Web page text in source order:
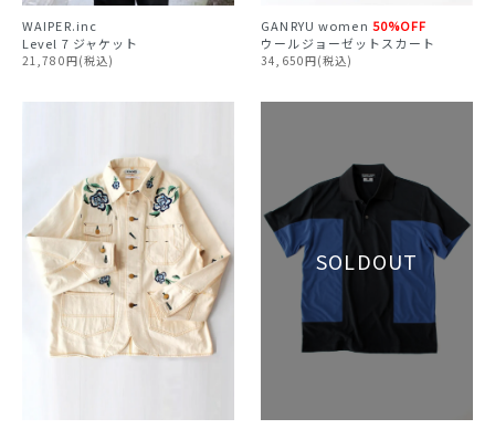
WAIPER.inc
Level 7 ジャケット
21,780円(税込)
GANRYUwomen 50%OFF
ウールジョーゼットスカート
34,650円(税込)